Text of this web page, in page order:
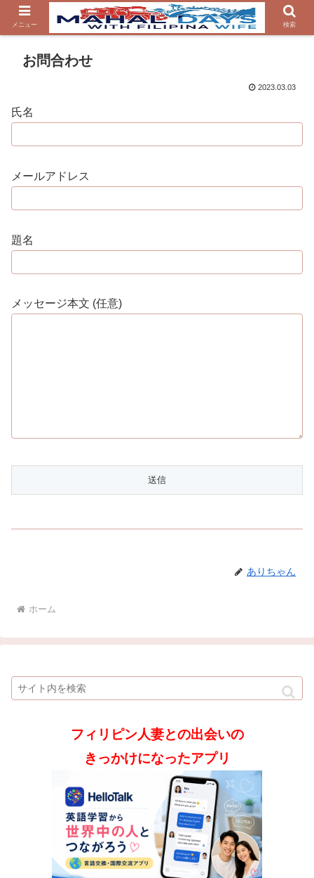
お問合わせ
2023.03.03
氏名
メールアドレス
題名
メッセージ本文 (任意)
ありちゃん
ホーム
フィリピン人妻との出会いの
きっかけになったアプリ
メニュー 検索